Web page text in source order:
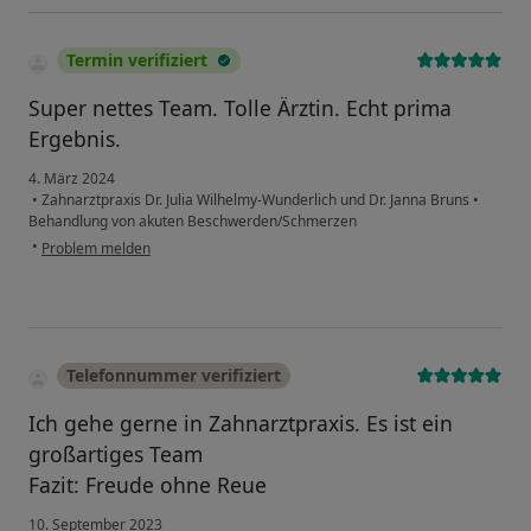
Zahnersatz ersetzen. Auch klassische oder metallfreie
Lückenschluss bieten wir an.
Lachgas
Entspannt beim Zahnarzt durch Lachgas
Um Ihnen Ihren Gang zu uns noch mehr zu
vielen Jahren zum Alltag des Zahnarztes. Dadurch
ihr Lächeln wieder finden.
Vorteile der Lachgassedierung
- stressfreie und angenehme Behandlung
Termin verifiziert
Super nettes Team. Tolle Ärztin. Echt prima
Ergebnis.
4. März 2024
• Zahnarztpraxis Dr. Julia Wilhelmy-Wunderlich und Dr. Janna Bruns •
Behandlung von akuten Beschwerden/Schmerzen
• Problem melden
Telefonnummer verifiziert
Ich gehe gerne in Zahnarztpraxis. Es ist ein
großartiges Team
Fazit: Freude ohne Reue
10. September 2023